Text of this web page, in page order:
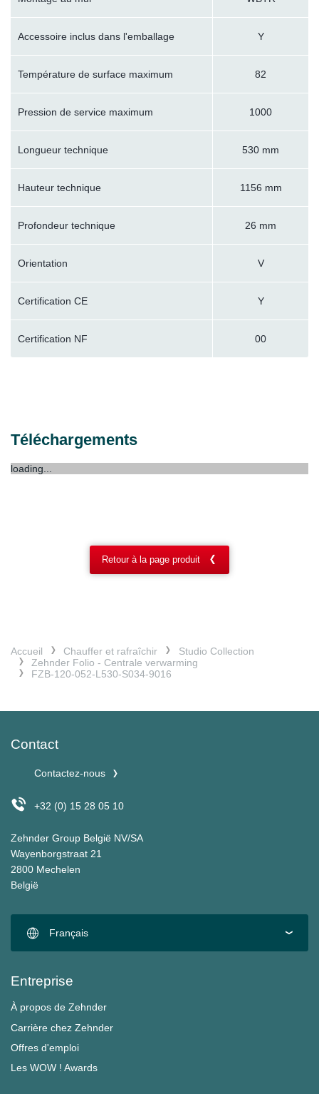
Accessoire inclus dans l'emballage Y
Température de surface maximum 82
Pression de service maximum 1000
Longueur technique 530 mm
Hauteur technique 1156 mm
Profondeur technique 26 mm
Orientation V
Certification CE Y
Certification NF 00
Téléchargements
loading...
Retour à la page produit
Accueil Chauffer et rafraîchir
Studio Collection
Zehnder Folio - Centrale verwarming
FZB-120-052-L530-S034-9016
Contact
Contactez-nous
+32 (0) 15 28 05 10
Zehnder Group België NV/SA
Wayenborgstraat 21
2800 Mechelen
België
Français
Entreprise
À propos de Zehnder
Carrière chez Zehnder
Offres d'emploi
Les WOW ! Awards